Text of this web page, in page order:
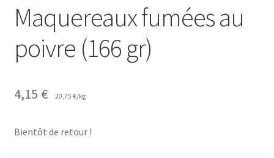
Maquereaux fumées au
poivre (166 gr)
4,15 € 20,75 €/kg
Bientôt de retour !